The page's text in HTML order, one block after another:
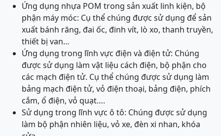
Ứng dụng nhựa POM trong sản xuất linh kiện, bộ
phận máy móc: Cụ thể chúng được sử dụng để sản
xuất bánh răng, đai ốc, đinh vít, lò xo, thanh truyền,
thiết bị van…
Ứng dụng trong lĩnh vực điện và điện tử: Chúng
được sử dụng làm vật liệu cách điện, bộ phận cho
các mạch điện tử. Cụ thể chúng được sử dụng làm
bảng mạch điện tử, vỏ điện thoại, bảng điện, phích
cắm, ổ điện, vỏ quạt….
Sử dụng trong lĩnh vực ô tô: Chúng được sử dụng
làm bộ phận nhiên liệu, vỏ xe, đèn xi nhan, khóa